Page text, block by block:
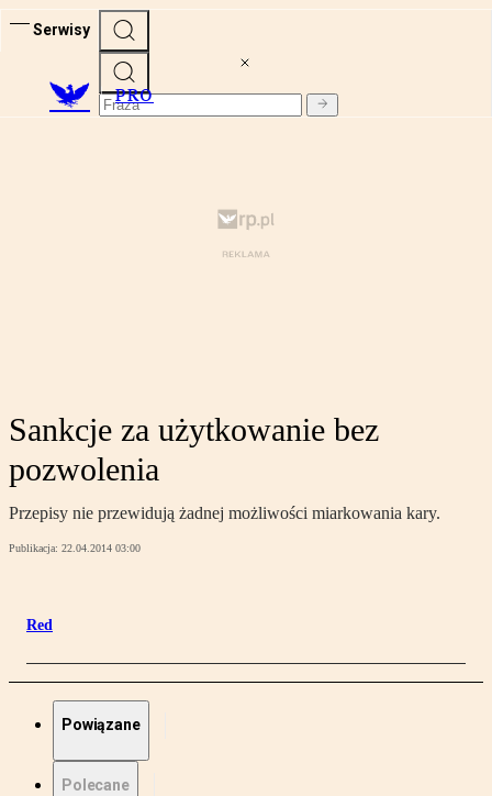
Serwisy
PRO
Sankcje za użytkowanie bez
pozwolenia
Przepisy nie przewidują żadnej możliwości miarkowania kary.
Publikacja: 22.04.2014 03:00
Red
Powiązane
Polecane